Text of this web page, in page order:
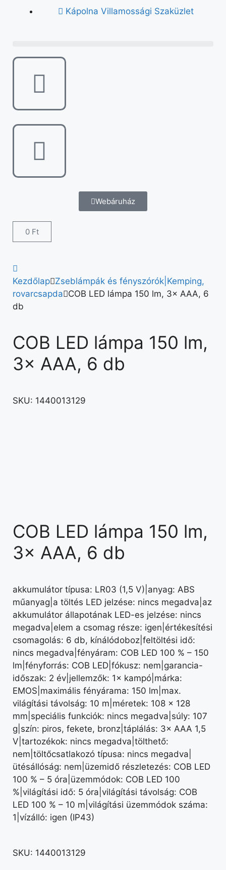
Kápolna Villamossági Szaküzlet
Webáruház
0 Ft
Kezdőlap Zseblámpák és fényszórók|Kemping,
rovarcsapda COB LED lámpa 150 lm, 3× AAA, 6
db
COB LED lámpa 150 lm,
3× AAA, 6 db
SKU: 1440013129
COB LED lámpa 150 lm,
3× AAA, 6 db
akkumulátor típusa: LR03 (1,5 V)|anyag: ABS
műanyag|a töltés LED jelzése: nincs megadva|az
akkumulátor állapotának LED-es jelzése: nincs
megadva|elem a csomag része: igen|értékesítési
csomagolás: 6 db, kínálódoboz|feltöltési idő:
nincs megadva|fényáram: COB LED 100 % – 150
lm|fényforrás: COB LED|fókusz: nem|garancia-
időszak: 2 év|jellemzők: 1× kampó|márka:
EMOS|maximális fényárama: 150 lm|max.
világítási távolság: 10 m|méretek: 108 × 128
mm|speciális funkciók: nincs megadva|súly: 107
g|szín: piros, fekete, bronz|táplálás: 3× AAA 1,5
V|tartozékok: nincs megadva|tölthető:
nem|töltőcsatlakozó típusa: nincs megadva|
ütésállóság: nem|üzemidő részletezés: COB LED
100 % – 5 óra|üzemmódok: COB LED 100
%|világítási idő: 5 óra|világítási távolság: COB
LED 100 % – 10 m|világítási üzemmódok száma:
1|vízálló: igen (IP43)
SKU: 1440013129